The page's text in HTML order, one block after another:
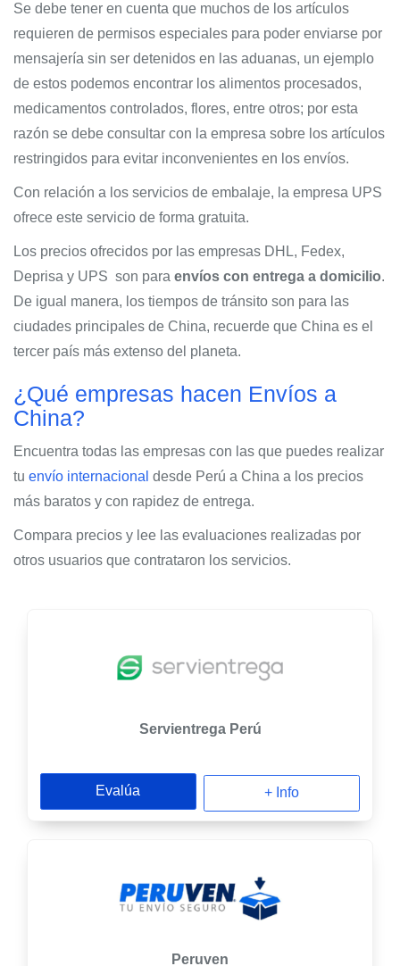
Se debe tener en cuenta que muchos de los artículos
requieren de permisos especiales para poder enviarse por
mensajería sin ser detenidos en las aduanas, un ejemplo
de estos podemos encontrar los alimentos procesados,
medicamentos controlados, flores, entre otros; por esta
razón se debe consultar con la empresa sobre los artículos
restringidos para evitar inconvenientes en los envíos.
Con relación a los servicios de embalaje, la empresa UPS
ofrece este servicio de forma gratuita.
Los precios ofrecidos por las empresas DHL, Fedex,
Deprisa y UPS son para envíos con entrega a domicilio.
De igual manera, los tiempos de tránsito son para las
ciudades principales de China, recuerde que China es el
tercer país más extenso del planeta.
¿Qué empresas hacen Envíos a
China?
Encuentra todas las empresas con las que puedes realizar
tu envío internacional desde Perú a China a los precios
más baratos y con rapidez de entrega.
Compara precios y lee las evaluaciones realizadas por
otros usuarios que contrataron los servicios.
Servientrega Perú
Evalúa + Info
Peruven